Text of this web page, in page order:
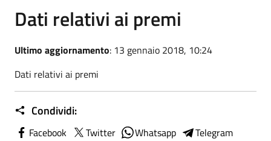
Dati relativi ai premi
Ultimo aggiornamento: 13 gennaio 2018, 10:24
Dati relativi ai premi
Condividi:
Facebook Twitter Whatsapp
Telegram